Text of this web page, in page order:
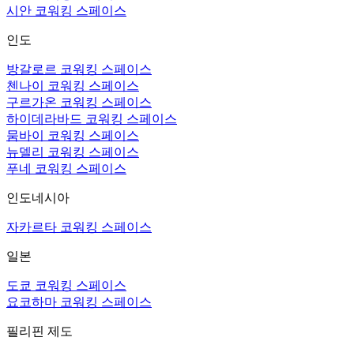
시안 코워킹 스페이스
인도
방갈로르 코워킹 스페이스
첸나이 코워킹 스페이스
구르가온 코워킹 스페이스
하이데라바드 코워킹 스페이스
뭄바이 코워킹 스페이스
뉴델리 코워킹 스페이스
푸네 코워킹 스페이스
인도네시아
자카르타 코워킹 스페이스
일본
도쿄 코워킹 스페이스
요코하마 코워킹 스페이스
필리핀 제도